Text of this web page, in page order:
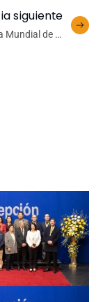
siguiente
Mundial de la